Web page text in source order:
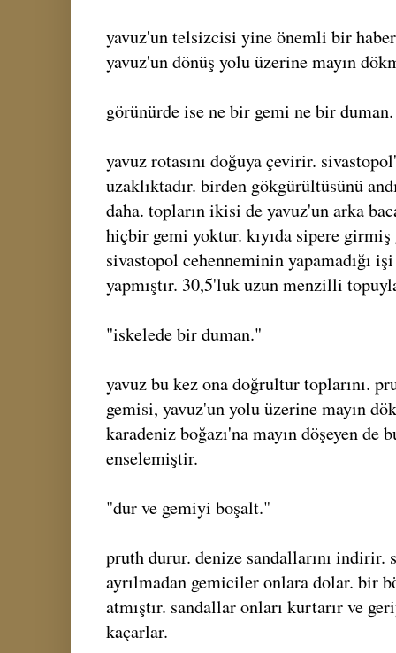
yavuz'un telsizcisi yine önemli bir
yavuz'un dönüş yolu üzerine mayın
görünürde ise ne bir gemi ne bir duman.
yavuz rotasını doğuya çevirir.
uzaklıktadır. birden gökgürültüsünü
daha. topların ikisi de yavuz'un arka
hiçbir gemi yoktur. kıyıda sipere
sivastopol cehenneminin yapamadığı
yapmıştır. 30,5'luk uzun menzilli
"iskelede bir duman."
yavuz bu kez ona doğrultur toplarını.
gemisi, yavuz'un yolu üzerine mayın
karadeniz boğazı'na mayın döşeyen de
enselemiştir.
"dur ve gemiyi boşalt."
pruth durur. denize sandallarını indirir.
ayrılmadan gemiciler onlara dolar. bir
atmıştır. sandallar onları kurtarır ve
kaçarlar.